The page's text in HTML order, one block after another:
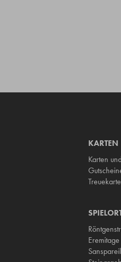
KARTEN
Karten
Treuekarte
Eremitage
Sanspareil